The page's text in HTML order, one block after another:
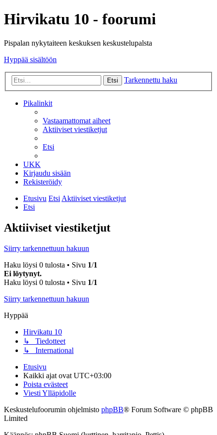
Hirvikatu 10 - foorumi
Pispalan nykytaiteen keskuksen keskustelupalsta
Hyppää sisältöön
Etsi Tarkennettu haku
Pikalinkit
Vastaamattomat aiheet
Aktiiviset viestiketjut
Etsi
UKK
Kirjaudu sisään
Rekisteröidy
Etusivu EtsiAktiiviset viestiketjut
Etsi
Aktiiviset viestiketjut
Siirry tarkennettuun hakuun
Haku löysi 0 tulosta • Sivu 1/1
Ei löytynyt.
Haku löysi 0 tulosta • Sivu 1/1
Siirry tarkennettuun hakuun
Hyppää
Hirvikatu 10
↳ Tiedotteet
↳ International
Etusivu
Kaikki ajat ovat UTC+03:00
Poista evästeet
Viesti Ylläpidolle
Keskustelufoorumin ohjelmisto phpBB® Forum Software © phpBB
Limited